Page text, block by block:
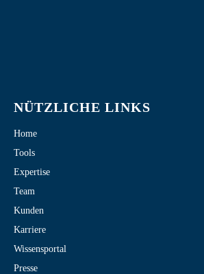
NÜTZLICHE LINKS
Home
Tools
Expertise
Team
Kunden
Karriere
Wissensportal
Presse